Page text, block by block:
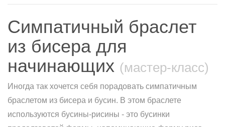
Симпатичный браслет
из бисера для
начинающих (мастер-класс)
Иногда так хочется себя порадовать симпатичным
браслетом из бисера и бусин. В этом браслете
используются бусины-рисины - это бусинки